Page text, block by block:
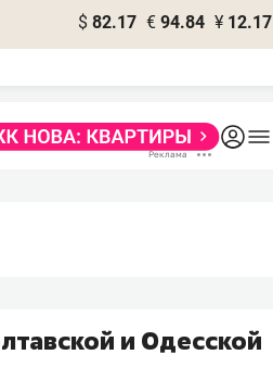
$ 82.17 € 94.84 ¥ 12.17
и Одесской